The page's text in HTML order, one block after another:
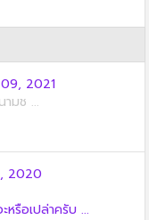
2021
มช ...
2020
หรือเปล่าครับ ...